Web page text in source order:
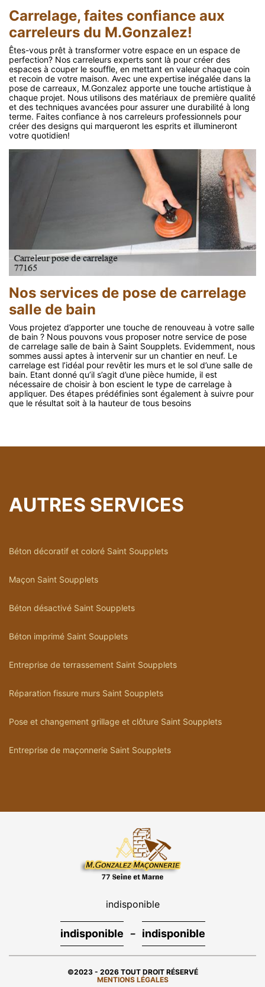
Carrelage, faites confiance aux
carreleurs du M.Gonzalez!
Êtes-vous prêt à transformer votre espace en un espace de
perfection? Nos carreleurs experts sont là pour créer des
espaces à couper le souffle, en mettant en valeur chaque coin
et recoin de votre maison. Avec une expertise inégalée dans la
pose de carreaux, M.Gonzalez apporte une touche artistique à
chaque projet. Nous utilisons des matériaux de première qualité
et des techniques avancées pour assurer une durabilité à long
terme. Faites confiance à nos carreleurs professionnels pour
créer des designs qui marqueront les esprits et illumineront
votre quotidien!
Nos services de pose de carrelage
salle de bain
Vous projetez d’apporter une touche de renouveau à votre salle
de bain ? Nous pouvons vous proposer notre service de pose
de carrelage salle de bain à Saint Soupplets. Evidemment, nous
sommes aussi aptes à intervenir sur un chantier en neuf. Le
carrelage est l’idéal pour revêtir les murs et le sol d’une salle de
bain. Etant donné qu’il s’agit d’une pièce humide, il est
nécessaire de choisir à bon escient le type de carrelage à
appliquer. Des étapes prédéfinies sont également à suivre pour
que le résultat soit à la hauteur de tous besoins
AUTRES SERVICES
Béton décoratif et coloré Saint Soupplets
Maçon Saint Soupplets
Béton désactivé Saint Soupplets
Béton imprimé Saint Soupplets
Entreprise de terrassement Saint Soupplets
Réparation fissure murs Saint Soupplets
Pose et changement grillage et clôture Saint Soupplets
Entreprise de maçonnerie Saint Soupplets
indisponible
indisponible - indisponible
©2023 - 2026 TOUT DROIT RÉSERVÉ
MENTIONS LÉGALES